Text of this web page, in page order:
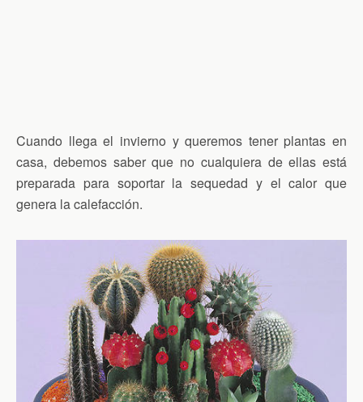
Cuando llega el invierno y queremos tener plantas en
casa, debemos saber que no cualquiera de ellas está
preparada para soportar la sequedad y el calor que
genera la calefacción.